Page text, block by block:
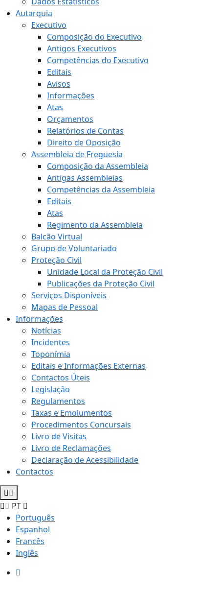
Autarquia
Executivo
Composição do Executivo
Antigos Executivos
Competências do Executivo
Editais
Avisos
Informações
Atas
Orçamentos
Relatórios de Contas
Direito de Oposição
Assembleia de Freguesia
Composição da Assembleia
Antigas Assembleias
Competências da Assembleia
Editais
Atas
Regimento da Assembleia
Balcão Virtual
Grupo de Voluntariado
Proteção Civil
Unidade Local da Proteção Civil
Publicações da Proteção Civil
Serviços Disponíveis
Mapas de Pessoal
Informações
Notícias
Incidentes
Toponímia
Editais e Informações Externas
Contactos Úteis
Legislação
Regulamentos
Taxas e Emolumentos
Procedimentos Concursais
Livro de Visitas
Livro de Reclamações
Declaração de Acessibilidade
Contactos
PT
Português
Espanhol
Francês
Inglês